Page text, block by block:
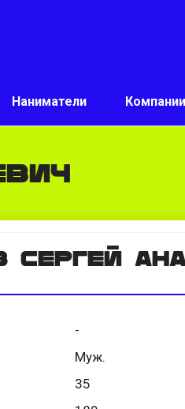
Наниматели Компании
Сергей
-
Муж.
35